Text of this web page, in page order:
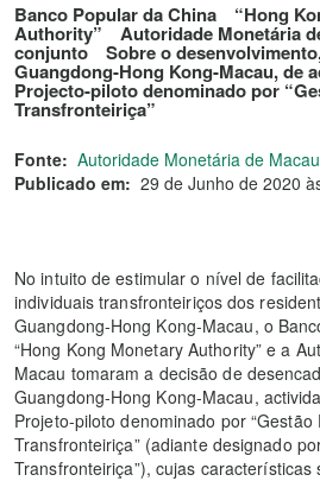
Banco Popular da China “Hong
Authority” Autoridade Monetária
conjunto Sobre o
Guangdong-Hong Kong-Macau, de
Projecto-piloto denominado por
Transfronteiriça”
Fonte: Autoridade Monetária de
Publicado em: 29 de Junho de 2020
No intuito de estimular o nível de
individuais transfronteiriços dos
Guangdong-Hong Kong-Macau, o
“Hong Kong Monetary Authority” e a
Macau tomaram a decisão de
Guangdong-Hong Kong-Macau,
Projeto-piloto denominado por “Gestão
Transfronteiriça” (adiante designado
Transfronteiriça”), cujas características